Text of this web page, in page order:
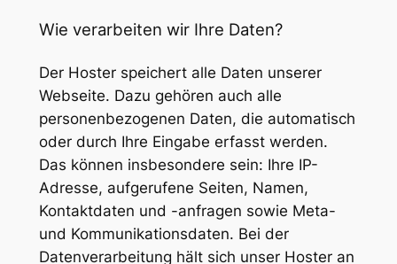
Wie verarbeiten wir Ihre Daten?
Der Hoster speichert alle Daten unserer
Webseite. Dazu gehören auch alle
personenbezogenen Daten, die automatisch
oder durch Ihre Eingabe erfasst werden.
Das können insbesondere sein: Ihre IP-
Adresse, aufgerufene Seiten, Namen,
Kontaktdaten und -anfragen sowie Meta-
und Kommunikationsdaten. Bei der
Datenverarbeitung hält sich unser Hoster an